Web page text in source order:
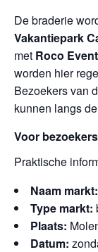
De braderie
Vakantiepark
met Roco
worden hier
Bezoekers van
kunnen langs
Voor bezoekers
Praktische
Naam markt:
Type markt:
Plaats:
Datum: